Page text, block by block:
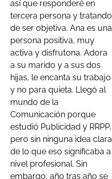
así que responderé en
tercera persona y tratando
de ser objetiva. Ana es una
persona positiva, muy
activa y disfrutona. Adora
a su marido y a sus dos
hijas, le encanta su trabajo
y no para quieta. Llegó al
mundo de la
Comunicación porque
estudió Publicidad y RRPP,
pero sin ninguna idea clara
de lo que eso significaba a
nivel profesional. Sin
embargo, año tras año se